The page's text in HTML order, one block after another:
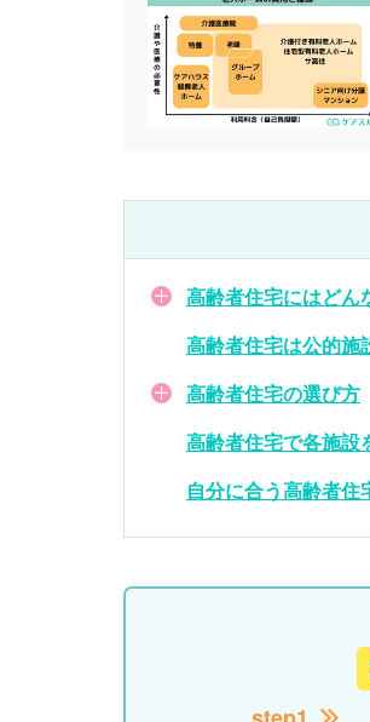
高齢者住宅にはどん
高齢者住宅は公的施
高齢者住宅の選び方
高齢者住宅で各施設
自分に合う高齢者住